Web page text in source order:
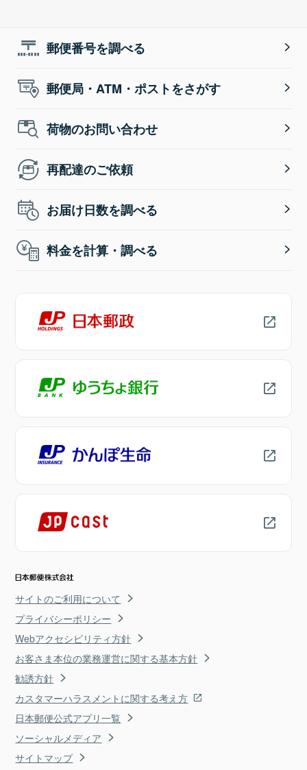
郵便番号を調べる
郵便局・ATM・ポストをさがす
荷物のお問い合わせ
再配達のご依頼
お届け日数を調べる
料金を計算・調べる
サイトのご利用について
プライバシーポリシー
Webアクセシビリティ方針
お客さま本位の業務運営に関する基本方針
勧誘方針
カスタマーハラスメントに関する考え方
日本郵便公式アプリ一覧
ソーシャルメディア
サイトマップ